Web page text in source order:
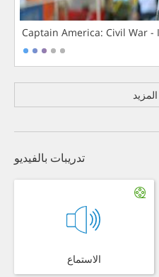
Captain America: Civil War
تدريبات بالفيديو
الاستماع